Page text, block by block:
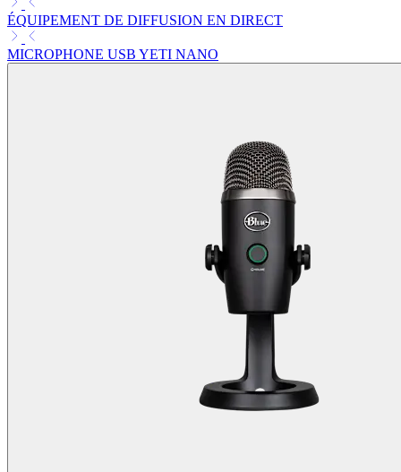
ÉQUIPEMENT DE DIFFUSION EN DIRECT
MICROPHONE USB YETI NANO